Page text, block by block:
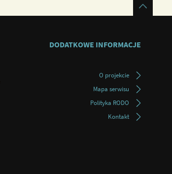
DODATKOWE INFORMACJE
O projekcie
Mapa serwisu
Polityka RODO
Kontakt